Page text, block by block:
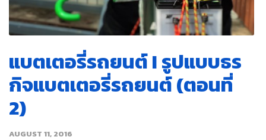
แบตเตอรี่รถยนต์ I รูปแบบธร
กิจแบตเตอรี่รถยนต์ (ตอนที่
2)
AUGUST 11, 2016